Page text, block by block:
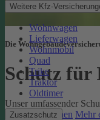
Weitere Kfz-
Wohnwagen
Lieferwagen
Wohnmobil
Quad
Trike
Traktor
Oldtimer
Zusatzschutz
Die
Schutz für
Unser umfassender
Online berechnen Mehr